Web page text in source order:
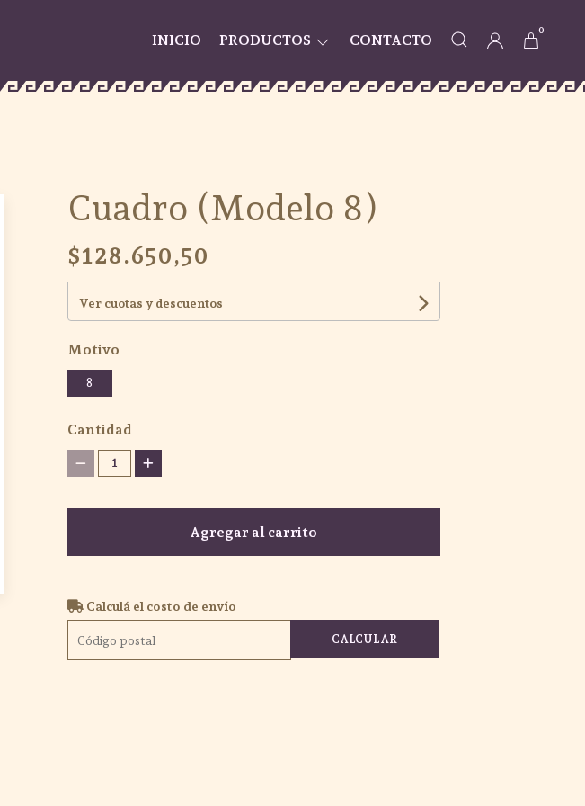
INICIO PRODUCTOS CONTACTO
0
Cuadro (Modelo 8)
$128.650,50
Ver cuotas y descuentos
Motivo
8
Cantidad
1
Agregar al carrito
Calculá el costo de envío
CALCULAR